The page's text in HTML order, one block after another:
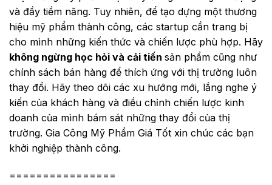
và đầy tiềm năng. Tuy nhiên, để tạo dựng một thương
hiệu mỹ phẩm thành công, các startup cần trang bị
cho mình những kiến thức và chiến lược phù hợp. Hãy
không ngừng học hỏi và cải tiến sản phẩm cũng như
chính sách bán hàng để thích ứng với thị trường luôn
thay đổi. Hãy theo dõi các xu hướng mới, lắng nghe ý
kiến của khách hàng và điều chỉnh chiến lược kinh
doanh của mình bám sát những thay đổi của thị
trường. Gia Công Mỹ Phẩm Giá Tốt xin chúc các bạn
khởi nghiệp thành công.
================